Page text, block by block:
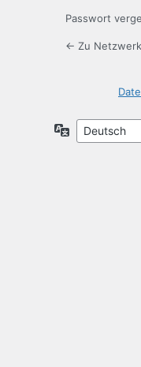
Passwort
← Zu
Sprache